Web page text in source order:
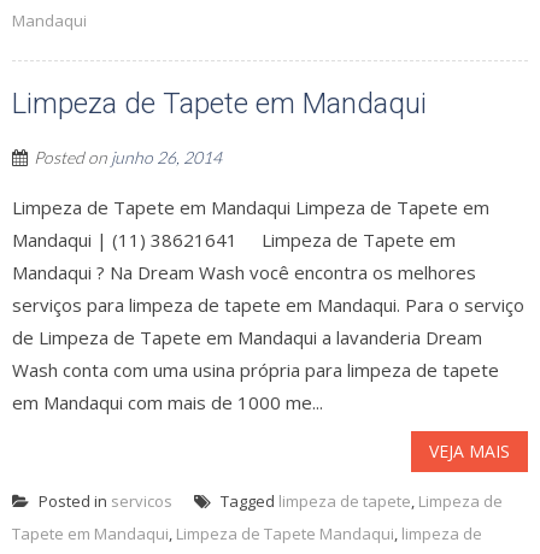
Mandaqui
Limpeza de Tapete em Mandaqui
Posted on junho 26, 2014
Limpeza de Tapete em Mandaqui Limpeza de Tapete em
Mandaqui | (11) 38621641 Limpeza de Tapete em
Mandaqui ? Na Dream Wash você encontra os melhores
serviços para limpeza de tapete em Mandaqui. Para o serviço
de Limpeza de Tapete em Mandaqui a lavanderia Dream
Wash conta com uma usina própria para limpeza de tapete
em Mandaqui com mais de 1000 me...
VEJA MAIS
Posted in servicos Tagged limpeza de tapete, Limpeza de
Tapete em Mandaqui, Limpeza de Tapete Mandaqui, limpeza de